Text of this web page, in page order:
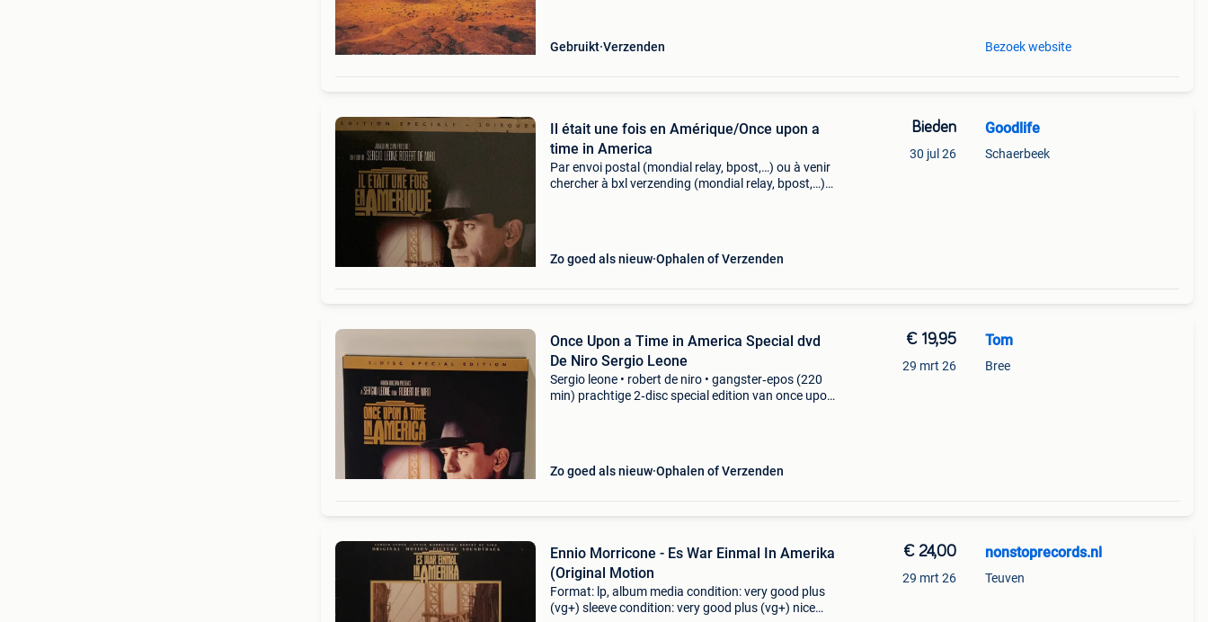
Gebruikt Verzenden Bezoek website
Il était une fois en Amérique/Once upon a
time in America
Par envoi postal (mondial relay, bpost,…) ou à venir
chercher à bxl verzending (mondial relay, bpost,…)
Zo goed als nieuw Ophalen of Verzenden
Bieden
30 jul 26
Goodlife
Schaerbeek
Once Upon a Time in America Special dvd
De Niro Sergio Leone
Sergio leone • robert de niro • gangster‑epos (220
min) prachtige 2‑disc special edition van once upon
Zo goed als nieuw Ophalen of Verzenden
€ 19,95
29 mrt 26
Tom
Bree
Ennio Morricone - Es War Einmal In Amerika
(Original Motion
Format: lp, album media condition: very good plus
(vg+) sleeve condition: very good plus (vg+) nice
€ 24,00
29 mrt 26
nonstoprecords.nl
Teuven